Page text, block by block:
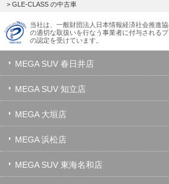
> GLE-CLASS の中古車
当社は、一般財団法人日本情報経済社会推進
の適切な取扱いを行なう事業者に付与される
の認定を受けています。
MEGA SUV 春日井店
MEGA SUV 知立店
MEGA 大垣店
MEGA 浜松店
MEGA SUV 東海名和店